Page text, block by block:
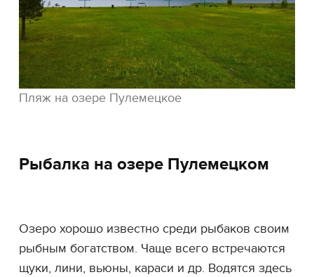
Пляж на озере Пулемецкое
Рыбалка на озере Пулемецком
Озеро хорошо известно среди рыбаков своим
рыбным богатством. Чаще всего встречаются
щуки, лини, вьюны, караси и др. Водятся здесь